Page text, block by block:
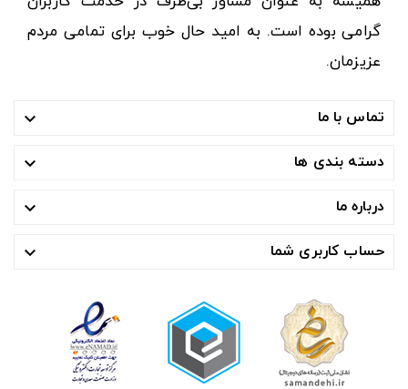
گرامی بوده است. به امید حال خوب برای تمامی مردم
عزیزمان.
تماس با ما 
دسته بندی ها 
درباره ما 
حساب کاربری شما 